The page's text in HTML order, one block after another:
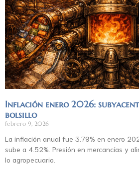
Inflación enero 2026:
bolsillo
febrero 9, 2026
La inflación anual fue 3.79% en enero
sube a 4.52%. Presión en mercancías y
lo agropecuario.